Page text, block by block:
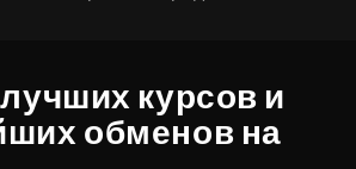
курсов и
обменов на